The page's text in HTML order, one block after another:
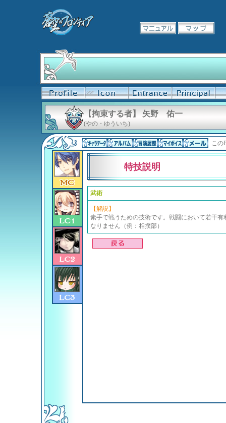
【拘束する者】 矢野 佑一
(やの・ゆういち)
この
特技説明
武術
【解説】
素手で戦うための技術です。戦闘において若干
なりません（例：相撲部）